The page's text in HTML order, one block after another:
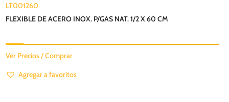
LT001260
FLEXIBLE DE ACERO INOX. P/GAS NAT. 1/2 X 60 CM
Ver Precios / Comprar
Agregar a favoritos